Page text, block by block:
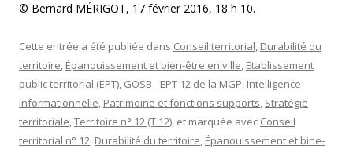
© Bernard MÉRIGOT, 17 février 2016, 18 h 10.
Cette entrée a été publiée dans Conseil territorial, Durabilité du
territoire, Épanouissement et bien-être en ville, Etablissement
public territorial (EPT), GOSB - EPT 12 de la MGP, Intelligence
informationnelle, Patrimoine et fonctions supports, Stratégie
territoriale,Territoire n° 12 (T 12), et marquée avec Conseil
territorial n° 12, Durabilité du territoire, Épanouissement et bine-